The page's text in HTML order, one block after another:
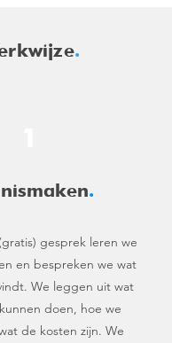
.
.
gesprek leren we
en bespreken we wat
We leggen uit wat
doen, hoe we
de kosten zijn. We